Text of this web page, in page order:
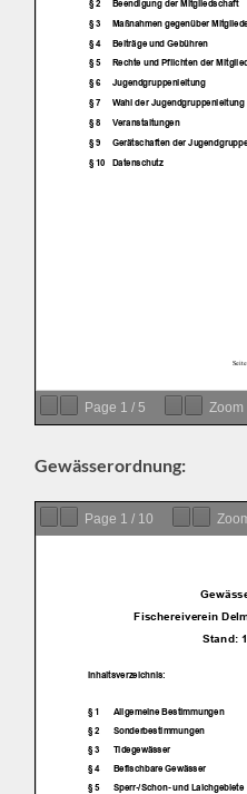
Page 1 /5 Zoom
Gewässerordnung:
Page 1 / 10